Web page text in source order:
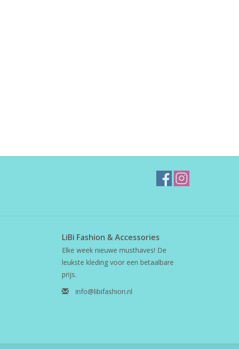
LiBi Fashion & Accessories
Elke week nieuwe musthaves! De
leukste kleding voor een betaalbare
prijs.
info@libifashion.nl